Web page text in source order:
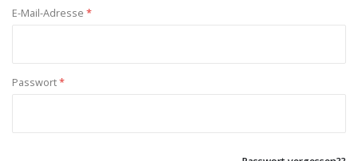
E-Mail-Adresse *
Passwort*